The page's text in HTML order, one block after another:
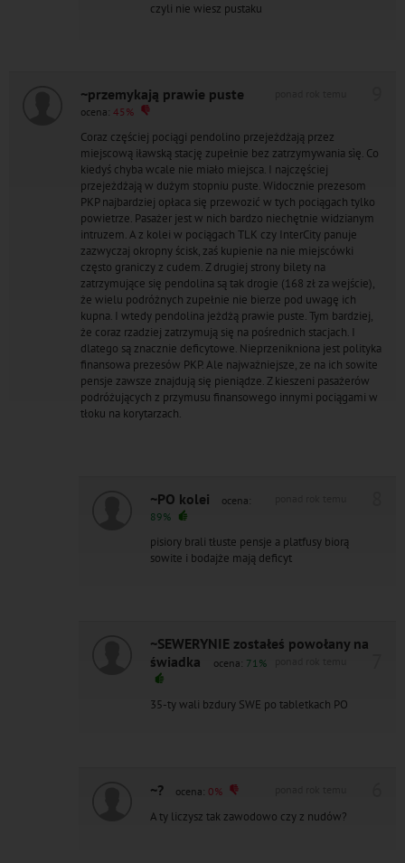
czyli nie wiesz pustaku
~przemykają prawie puste
ocena: 45%
Coraz częściej pociągi pendolino przejeżdżają przez
miejscową iławską stację zupełnie bez zatrzymywania sìę. Co
kiedyś chyba wcale nie miało miejsca. I najczęściej
przejeżdżają w dużym stopniu puste. Widocznie prezesom
PKP najbardziej opłaca się przewozić w tych pociągach tylko
powietrze. Pasażer jest w nich bardzo niechętnie widzianym
intruzem. A z kolei w pociągach TLK czy InterCity panuje
zazwyczaj okropny ścisk, zaś kupienie na nie miejscówki
często graniczy z cudem. Z drugiej strony bilety na
zatrzymujące się pendolina są tak drogie (168 zł za wejście),
że wielu podróżnych zupełnie nie bierze pod uwagę ich
kupna. I wtedy pendolina jeżdżą prawie puste. Tym bardziej,
że coraz rzadziej zatrzymują się na pośrednich stacjach. I
dlatego są znacznie deficytowe. Nieprzenikniona jest polityka
finansowa prezesów PKP. Ale najważniejsze, ze na ich sowite
pensje zawsze znajdują się pieniądze. Z kieszeni pasażerów
podróżujących z przymusu finansowego innymi pociągami w
tłoku na korytarzach.
~PO kolei
ocena:
89%
pisiory brali tłuste pensje a platfusy biorą
sowite i bodajże mają deficyt
~SEWERYNIE zostałeś powołany na
świadka
ocena: 71%
35-ty wali bzdury SWE po tabletkach PO
~? ocena: 0%
A ty liczysz tak zawodowo czy z nudów?